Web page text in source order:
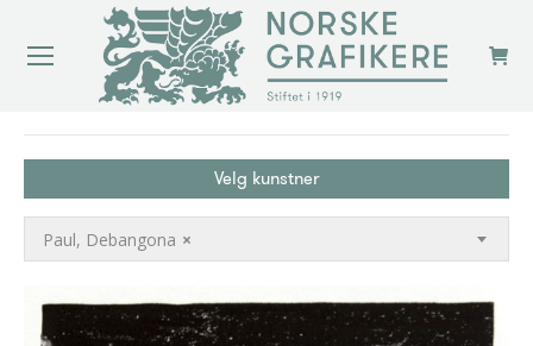
Velg kunstner
×
Paul, Debangona